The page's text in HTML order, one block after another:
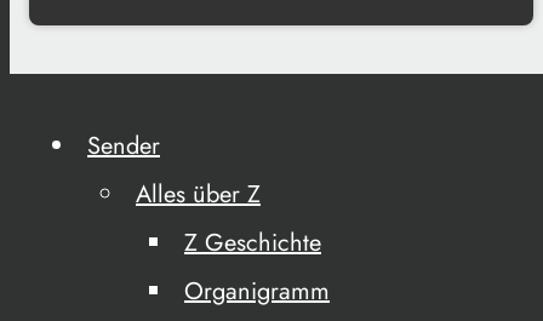
Sender
Alles über Z
Z Geschichte
Organigramm